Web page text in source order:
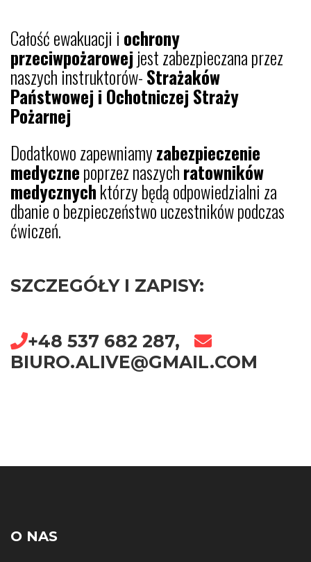
Całość ewakuacji i ochrony
przeciwpożarowej jest zabezpieczana przez
naszych instruktorów-Strażaków
Państwowej i Ochotniczej Straży
Pożarnej
Dodatkowo zapewniamyzabezpieczenie
medycznepoprzez naszychratowników
medycznychktórzy będą odpowiedzialni za
dbanie o bezpieczeństwo uczestników podczas
ćwiczeń.
SZCZEGÓŁY I ZAPISY:
+48 537 682 287,
BIURO.ALIVE@GMAIL.COM
O NAS